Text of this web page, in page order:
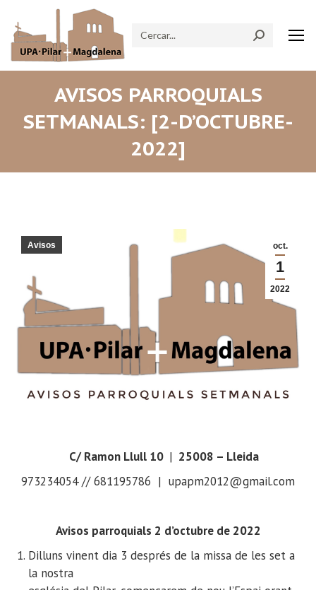
Search:
AVISOS PARROQUIALS
SETMANALS: [2-D’OCTUBRE-
2022]
oct.
1
2022
Avisos
C/ Ramon Llull 10 | 25008 – Lleida
973234054 // 681195786 | upapm2012@gmail.com
Avisos parroquials 2 d’octubre de 2022
Dilluns vinent dia 3 després de la missa de les set a
la nostra